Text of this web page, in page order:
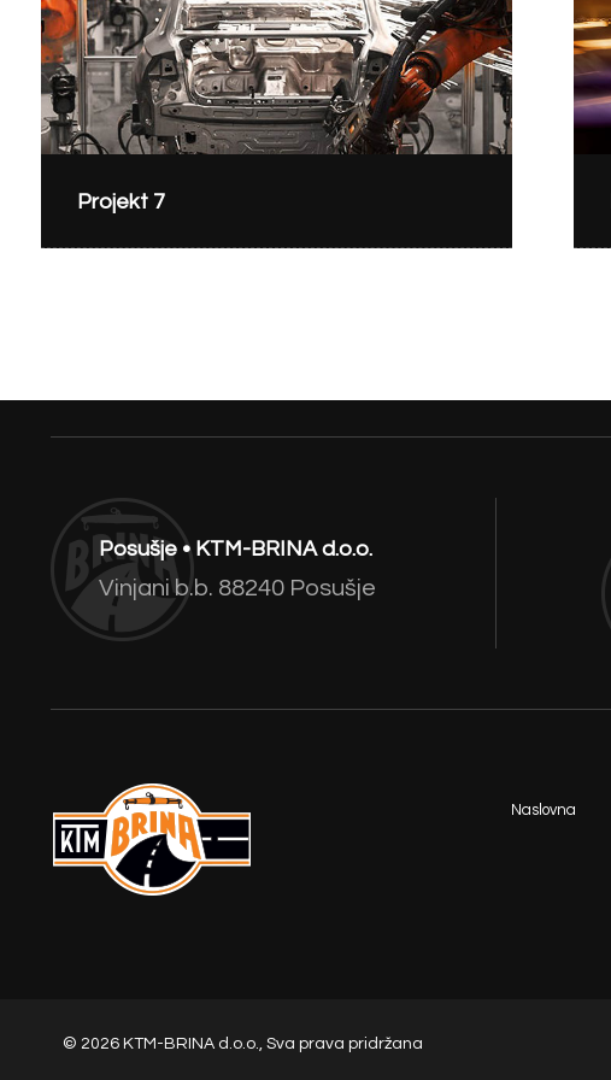
Projekt 7
Posušje • KTM-BRINA d.o.o.
Vinjani b.b. 88240 Posušje
Naslovna
© 2026 KTM-BRINA d.o.o., Sva prava pridržana